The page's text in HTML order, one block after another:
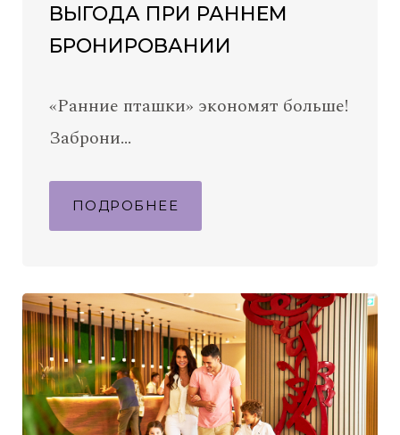
ВЫГОДА ПРИ РАННЕМ
БРОНИРОВАНИИ
«Ранние пташки» экономят больше!
Заброни…
ПОДРОБНЕЕ